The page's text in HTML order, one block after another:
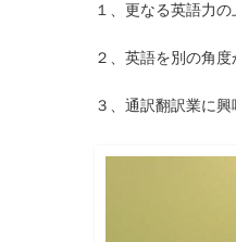
１、更なる英語力
２、英語を別の角
３、通訳翻訳業に